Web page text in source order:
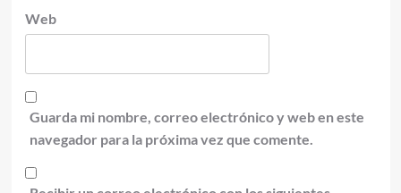
Web
Guarda mi nombre, correo electrónico y web en este
navegador para la próxima vez que comente.